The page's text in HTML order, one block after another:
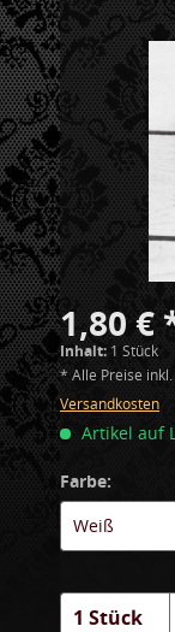
1,80 €
Inhalt: 1 Stück
* Alle Preise
Versandkosten
Artikel auf
Farbe: